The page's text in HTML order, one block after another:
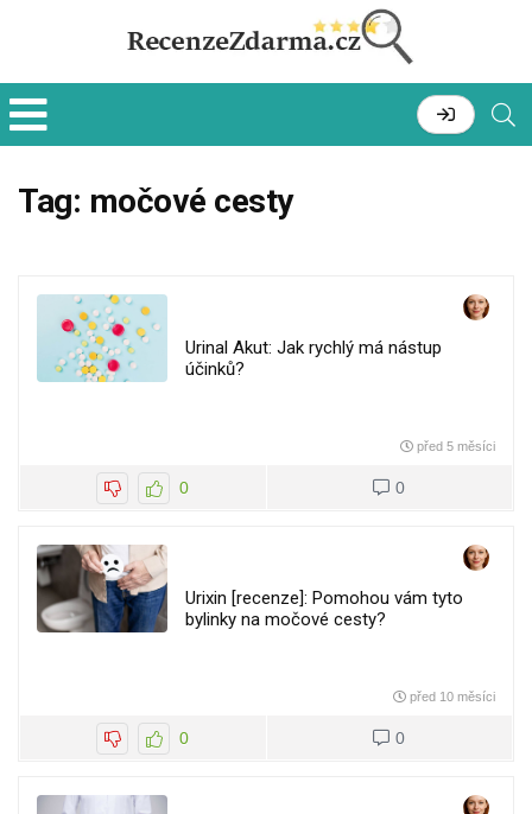
Tag: močové cesty
Urinal Akut: Jak rychlý má nástup
účinků?
před 5 měsíci
0 0
Urixin [recenze]: Pomohou vám tyto
bylinky na močové cesty?
před 10 měsíci
0 0